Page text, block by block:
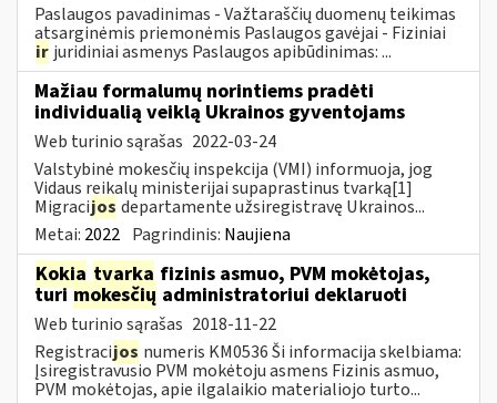
Paslaugos pavadinimas - Važtaraščių duomenų teikimas
atsarginėmis priemonėmis Paslaugos gavėjai - Fiziniai
ir juridiniai asmenys Paslaugos apibūdinimas: ...
Mažiau formalumų norintiems pradėti
individualią veiklą Ukrainos gyventojams
Web turinio sąrašas 2022-03-24
Valstybinė mokesčių inspekcija (VMI) informuoja, jog
Vidaus reikalų ministerijai supaprastinus tvarką[1]
Migracijos departamente užsiregistravę Ukrainos...
Metai: 2022 Pagrindinis: Naujiena
Kokia tvarka fizinis asmuo, PVM mokėtojas,
turimokesčių administratoriui deklaruoti
Web turinio sąrašas 2018-11-22
Registracijos numeris KM0536 Ši informacija skelbiama:
Įsiregistravusio PVM mokėtoju asmens Fizinis asmuo,
PVM mokėtojas, apie ilgalaikio materialiojo turto...